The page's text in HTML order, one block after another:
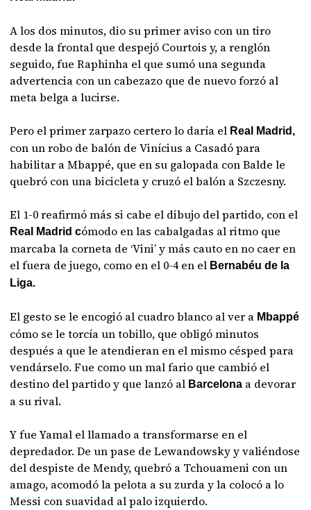
A los dos minutos, dio su primer aviso con un tiro
desde la frontal que despejó Courtois y, a renglón
seguido, fue Raphinha el que sumó una segunda
advertencia con un cabezazo que de nuevo forzó al
meta belga a lucirse.
Pero el primer zarpazo certero lo daría el Real Madrid,
con un robo de balón de Vinícius a Casadó para
habilitar a Mbappé, que en su galopada con Balde le
quebró con una bicicleta y cruzó el balón a Szczesny.
El 1-0 reafirmó más si cabe el dibujo del partido, con el
Real Madrid cómodo en las cabalgadas al ritmo que
marcaba la corneta de ‘Vini’ y más cauto en no caer en
el fuera de juego, como en el 0-4 en el Bernabéu de la
Liga.
El gesto se le encogió al cuadro blanco al ver a Mbappé
cómo se le torcía un tobillo, que obligó minutos
después a que le atendieran en el mismo césped para
vendárselo. Fue como un mal fario que cambió el
destino del partido y que lanzó al Barcelona a devorar
a su rival.
Y fue Yamal el llamado a transformarse en el
depredador. De un pase de Lewandowsky y valiéndose
del despiste de Mendy, quebró a Tchouameni con un
amago, acomodó la pelota a su zurda y la colocó a lo
Messi con suavidad al palo izquierdo.